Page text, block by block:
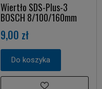
Wiertło SDS-Plus-3
BOSCH 8/100/160mm
9,00 zł
Do koszyka